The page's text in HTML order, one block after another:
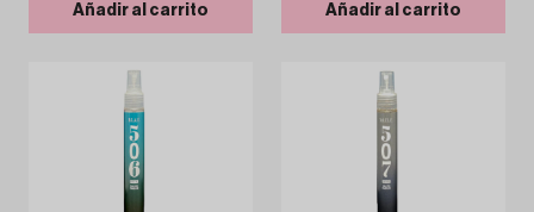
Añadir al carrito Añadir al carrito